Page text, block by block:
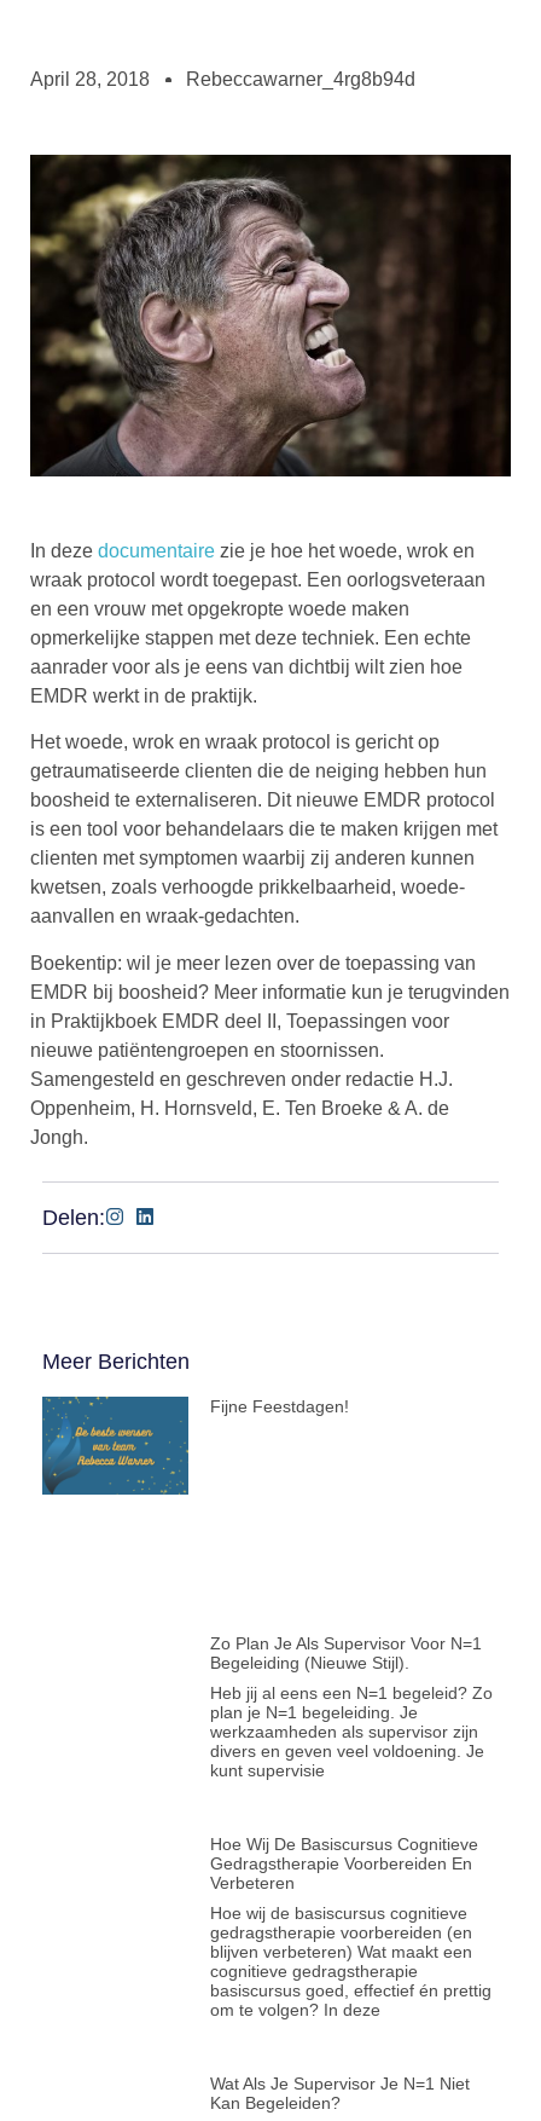
April 28, 2018 Rebeccawarner_4rg8b94d
In deze documentaire zie je hoe het woede, wrok en
wraak protocol wordt toegepast. Een oorlogsveteraan
en een vrouw met opgekropte woede maken
opmerkelijke stappen met deze techniek. Een echte
aanrader voor als je eens van dichtbij wilt zien hoe
EMDR werkt in de praktijk.
Het woede, wrok en wraak protocol is gericht op
getraumatiseerde clienten die de neiging hebben hun
boosheid te externaliseren. Dit nieuwe EMDR protocol
is een tool voor behandelaars die te maken krijgen met
clienten met symptomen waarbij zij anderen kunnen
kwetsen, zoals verhoogde prikkelbaarheid, woede-
aanvallen en wraak-gedachten.
Boekentip: wil je meer lezen over de toepassing van
EMDR bij boosheid? Meer informatie kun je terugvinden
in Praktijkboek EMDR deel II, Toepassingen voor
nieuwe patiëntengroepen en stoornissen.
Samengesteld en geschreven onder redactie H.J.
Oppenheim, H. Hornsveld, E. Ten Broeke & A. de
Jongh.
Delen:
Meer Berichten
Fijne Feestdagen!
Zo Plan Je Als Supervisor Voor N=1
Begeleiding (nieuwe Stijl).
Heb jij al eens een N=1 begeleid? Zo
plan je N=1 begeleiding. Je
werkzaamheden als supervisor zijn
divers en geven veel voldoening. Je
kunt supervisie
Hoe Wij De Basiscursus Cognitieve
Gedragstherapie Voorbereiden En
Verbeteren
Hoe wij de basiscursus cognitieve
gedragstherapie voorbereiden (en
blijven verbeteren) Wat maakt een
cognitieve gedragstherapie
basiscursus goed, effectief én prettig
om te volgen? In deze
Wat Als Je Supervisor Je N=1 Niet
Kan Begeleiden?